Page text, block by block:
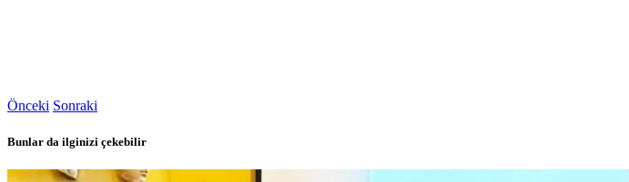
Önceki Sonraki
Bunlar da ilginizi çekebilir